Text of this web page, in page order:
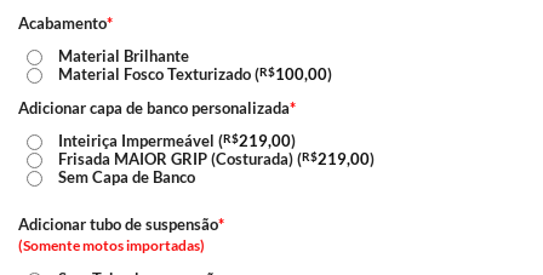
Acabamento*
Material Brilhante
Material Fosco Texturizado (R$100,00)
Adicionar capa de banco personalizada*
Inteiriça Impermeável (R$219,00)
Frisada MAIOR GRIP (Costurada) (R$219,00)
Sem Capa de Banco
Adicionar tubo de suspensão*
(Somente motos importadas)